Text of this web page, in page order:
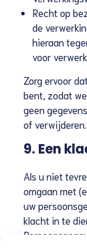
Recht op
de
hieraan
voor
Zorg ervoor
bent, zodat
geen
of verwijderen.
9. Een
Als u niet
omgaan met
uw
klacht in te